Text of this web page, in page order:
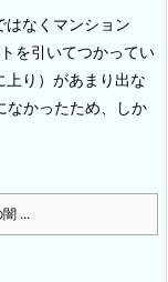
はなくマンション
を引いてつかってい
り）があまり出な
なかったため、しか
...